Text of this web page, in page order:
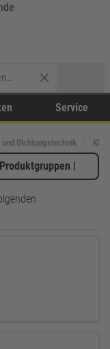
Service
und Dichtungstechnik
Produktgruppen |